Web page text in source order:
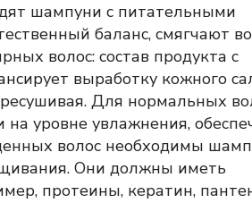
шампуни с питательными
баланс, смягчают
волос: состав продукта с
выработку кожного
Для нормальных
уровне увлажнения,
волос необходимы
Они должны иметь
протеины, кератин,